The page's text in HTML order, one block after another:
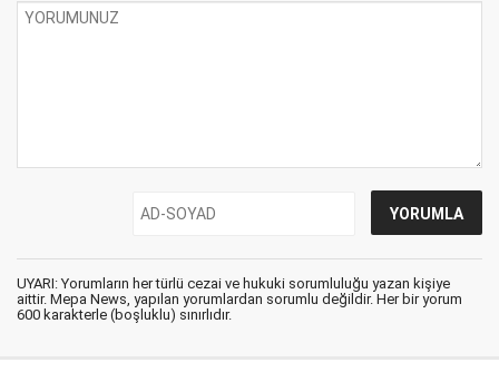
UYARI: Yorumların her türlü cezai ve hukuki sorumluluğu yazan kişiye
aittir. Mepa News, yapılan yorumlardan sorumlu değildir. Her bir yorum
600 karakterle (boşluklu) sınırlıdır.